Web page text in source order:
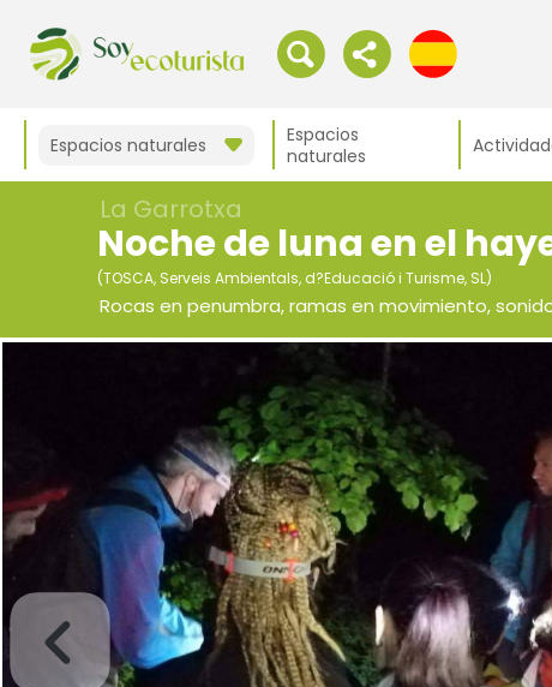
Espacios naturales
Espacios
naturales
La Garrotxa
Noche de luna en el
(TOSCA, Serveis Ambientals, d?Educació i Turisme, SL)
Rocas en penumbra, ramas en movimiento,